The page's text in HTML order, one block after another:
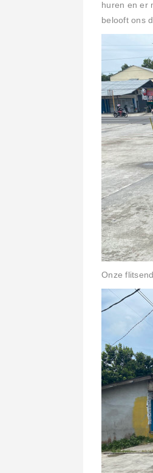
huren en er
belooft ons
Onze